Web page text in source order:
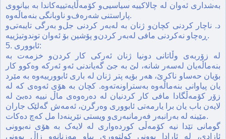
به‌شداری ئه‌وان له‌ چالاکییه‌ سیاسیی‌و کۆمه‌ڵایه‌تییه‌کاندا‌ به‌ بیانووی
پاراستنی شه‌ره‌ف‌و ناوبانگی بنه‌ماڵه‌وه‌.
د. ناچار کردنی کچان‌و ژنان به‌ له‌به‌ر کردنی جل‌و به‌‌رگی تایبه‌تی‌و
ڕه‌چاو نه‌کردنی مافی له‌به‌ر کردن‌و پۆشین‌ بۆ ئه‌وان توندوتیژییه‌.
5. ئابووری:
له زۆربه‌ی وڵاتانی دونیا ژنان ئه‌رکی کار کردن‌و خزمه‌ت به‌
بنه‌ماڵه‌یان له‌سه‌ر شانه‌، لێ به‌ جێ گه‌یاندنی ئه‌و ئه‌رکه وه‌کوو کار
بۆیان حه‌ساو ناکرێ، هه‌ر بۆیه پتر ژنان له باری ئابوورییه‌وه به‌ مێرد
یان پیاوانی بنه‌ماڵه‌وه‌ به‌ستراونه‌ته‌وه‌. کچان به‌ هۆی ئه‌وه‌ی که‌ له‌
زۆر کۆمه‌ڵگادا مافی کار کردنیان له‌ ده‌ره‌وه‌ی ماڵ نییه‌ ده‌بێ له
لایه‌ن باب یان برا یارمه‌تی ئابووری وه‌رگرن، ئه‌مه‌ش گه‌لێک جاران
مێینه‌ له‌ به‌رانبه‌ر فه‌رمانبه‌ری‌و ویستی نێرینه‌دا مل که‌چ ده‌کات.
گومانی تێدا نیه‌ کۆمه‌ڵی کورده‌واری له‌ لایه‌ک به‌ هۆی نه‌بوونی
ئازادی‌، له‌ ئارادا بوونی کولتووری پیاو مه‌زنانه‌و زاڵ بوونی